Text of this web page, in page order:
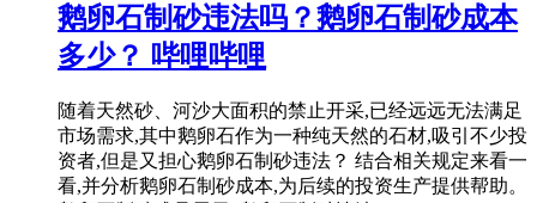
鹅卵石制砂违法吗？鹅卵石制砂成本
多少？ 哔哩哔哩
随着天然砂、河沙大面积的禁止开采,已经远远无法满足
市场需求,其中鹅卵石作为一种纯天然的石材,吸引不少投
资者,但是又担心鹅卵石制砂违法？ 结合相关规定来看一
看,并分析鹅卵石制砂成本,为后续的投资生产提供帮助。